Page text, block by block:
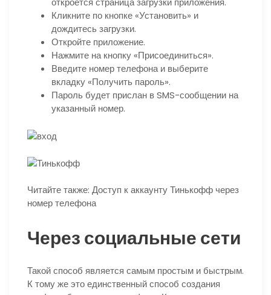
Кликните по кнопке «Установить» и
дождитесь загрузки.
Откройте приложение.
Нажмите на кнопку «Присоединиться».
Введите номер телефона и выберите
вкладку «Получить пароль».
Пароль будет прислан в SMS-сообщении на
указанный номер.
Читайте также: Доступ к аккаунту Тинькофф через
номер телефона
Через социальные сети
Такой способ является самым простым и быстрым.
К тому же это единственный способ создания